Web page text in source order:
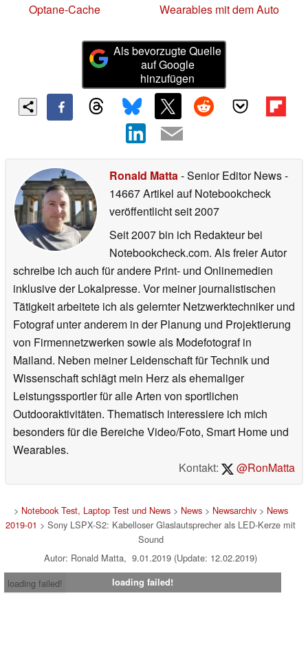
Optane-Cache
Wearables mit dem Auto
Als bevorzugte Quelle
auf Google
hinzufügen
Ronald Matta- Senior Editor News-
14667 Artikel auf Notebookcheck
veröffentlichtseit 2007
Seit 2007 bin ich Redakteur bei
Notebookcheck.com. Als freier Autor
schreibe ich auch für andere Print- und Onlinemedien
inklusive der Lokalpresse. Vor meiner journalistischen
Tätigkeit arbeitete ich als gelernter Netzwerktechniker und
Fotograf unter anderem in der Planung und Projektierung
von Firmennetzwerken sowie als Modefotograf in
Mailand. Neben meiner Leidenschaft für Technik und
Wissenschaft schlägt mein Herz als ehemaliger
Leistungssportler für alle Arten von sportlichen
Outdooraktivitäten. Thematisch interessiere ich mich
besonders für die Bereiche Video/Foto, Smart Home und
Wearables.
Kontakt:
@RonMatta
> Notebook Test, Laptop Test und News> News> Newsarchiv> News
2019-01 > Sony LSPX-S2: Kabelloser Glaslautsprecher als LED-Kerze mit
Sound
Autor: Ronald Matta, 9.01.2019 (Update: 12.02.2019)
loading failed!
loading failed!